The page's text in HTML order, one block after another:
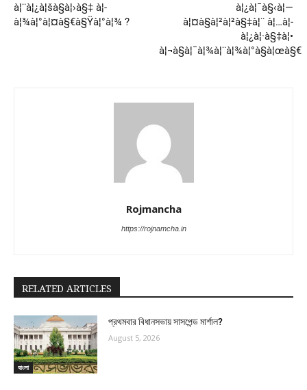
à¦¨à¦¿à¦šà§à¦›à§‡ à¦­
à¦¾à¦°à¦¤à§€à§Ÿà¦°à¦¾ ?
à¦¿à¦¯à§‹à¦—
à¦¤à§à¦²à¦²à§‡à¦¨ à¦…à¦­
à¦¿à¦·à§‡à¦•
à¦¬à§à¦¯à¦¾à¦¨à¦¾à¦°à§à¦œà§€
Rojmancha
https://rojnamcha.in
RELATED ARTICLES
বাংলা
প্রথমবার বিধানসভায় সাসপেন্ড মার্শাল?
August 5, 2026